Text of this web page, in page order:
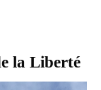
la Liberté